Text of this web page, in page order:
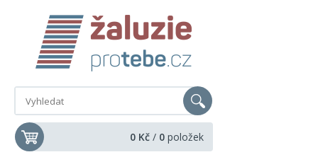
0 Kč / 0 položek